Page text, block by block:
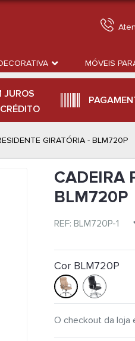
MÓVEIS
JUROS
GIRATÓRIA - BLM720P
CADEIRA
BLM720P
REF: BLM720P-1
Cor BLM720P
O checkout da loja